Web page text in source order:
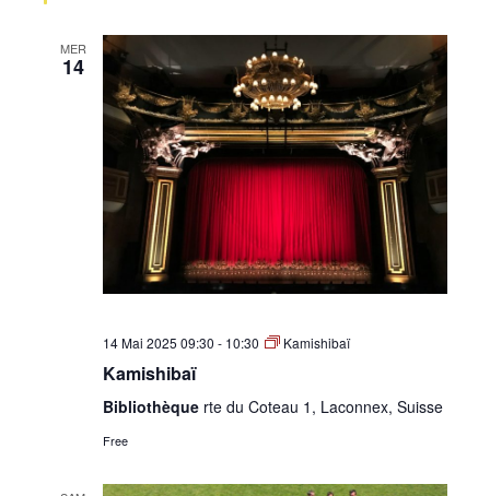
MER
14
14 Mai 2025 09:30 - 10:30 Kamishibaï
Kamishibaï
Bibliothèque rte du Coteau 1, Laconnex, Suisse
Free